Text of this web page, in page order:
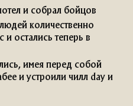
и собрал бойцов
количественно
и остались теперь в
имея перед собой
и устроили чилл day и